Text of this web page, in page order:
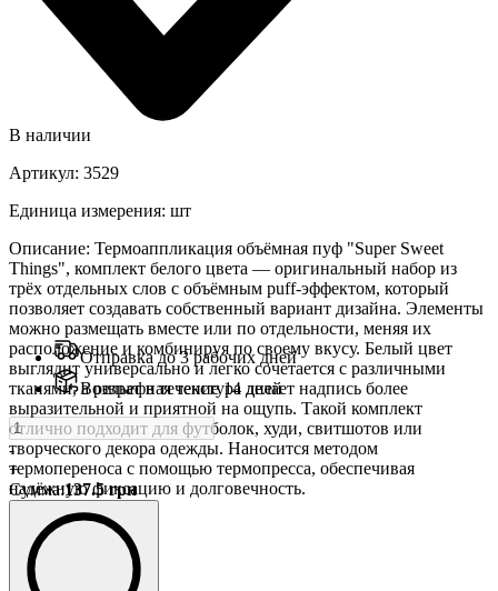
В наличии
Артикул: 3529
Единица измерения: шт
Описание: Термоаппликация объёмная пуф "Super Sweet
Things", комплект белого цвета — оригинальный набор из
трёх отдельных слов с объёмным puff-эффектом, который
позволяет создавать собственный вариант дизайна. Элементы
можно размещать вместе или по отдельности, меняя их
расположение и комбинируя по своему вкусу. Белый цвет
выглядит универсально и легко сочетается с различными
тканями, а рельефная текстура делает надпись более
выразительной и приятной на ощупь. Такой комплект
отлично подходит для футболок, худи, свитшотов или
творческого декора одежды. Наносится методом
термопереноса с помощью термопресса, обеспечивая
надёжную фиксацию и долговечность.
Отправка до 3 рабочих дней
Возврат в течение 14 дней
-
+
Сумма:137.5 грн